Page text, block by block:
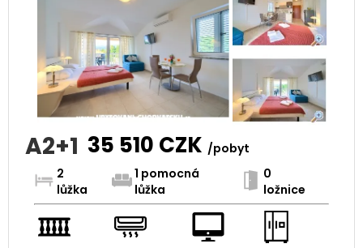
A2+1 35 510 CZK /pobyt
2
lůžka
1 pomocná
lůžka
0
ložnice